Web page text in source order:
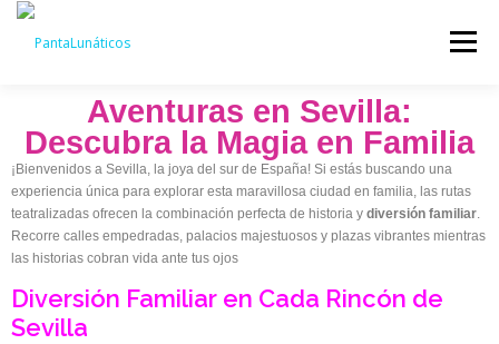
Menú
PRENSA AGENDA DE RUTAS
RUTAS TEATRALIZADAS EXPERIENCIAS
CONTACTO
Aventuras en Sevilla:
Descubra la Magia en Familia
¡Bienvenidos a Sevilla, la joya del sur de España! Si estás buscando una
experiencia única para explorar esta maravillosa ciudad en familia, las rutas
teatralizadas ofrecen la combinación perfecta de historia y diversión familiar.
Recorre calles empedradas, palacios majestuosos y plazas vibrantes mientras
las historias cobran vida ante tus ojos
Diversión Familiar en Cada Rincón de
Sevilla